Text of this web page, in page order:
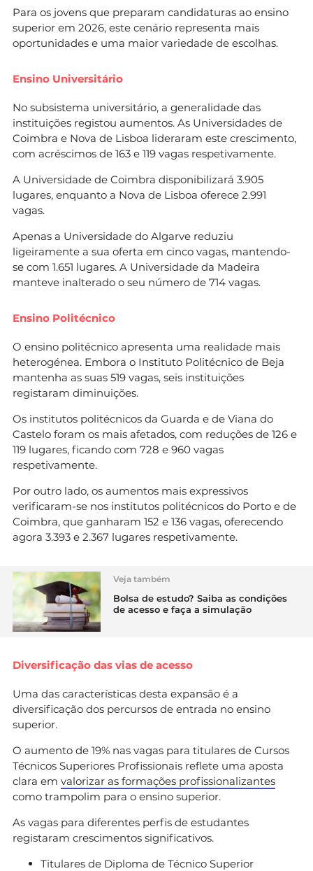
Para os jovens que preparam candidaturas ao ensino
superior em 2026, este cenário representa mais
oportunidades e uma maior variedade de escolhas.
Ensino Universitário
No subsistema universitário, a generalidade das
instituições registou aumentos. As Universidades de
Coimbra e Nova de Lisboa lideraram este crescimento,
com acréscimos de 163 e 119 vagas respetivamente.
A Universidade de Coimbra disponibilizará 3.905
lugares, enquanto a Nova de Lisboa oferece 2.991
vagas.
Apenas a Universidade do Algarve reduziu
ligeiramente a sua oferta em cinco vagas, mantendo-
se com 1.651 lugares. A Universidade da Madeira
manteve inalterado o seu número de 714 vagas.
Ensino Politécnico
O ensino politécnico apresenta uma realidade mais
heterogénea. Embora o Instituto Politécnico de Beja
mantenha as suas 519 vagas, seis instituições
registaram diminuições.
Os institutos politécnicos da Guarda e de Viana do
Castelo foram os mais afetados, com reduções de 126 e
119 lugares, ficando com 728 e 960 vagas
respetivamente.
Por outro lado, os aumentos mais expressivos
verificaram-se nos institutos politécnicos do Porto e de
Coimbra, que ganharam 152 e 136 vagas, oferecendo
agora 3.393 e 2.367 lugares respetivamente.
Veja também
Bolsa de estudo? Saiba as condições
de acesso e faça a simulação
Diversificação das vias de acesso
Uma das características desta expansão é a
diversificação dos percursos de entrada no ensino
superior.
O aumento de 19% nas vagas para titulares de Cursos
Técnicos Superiores Profissionais reflete uma aposta
clara em valorizar as formações profissionalizantes
como trampolim para o ensino superior.
As vagas para diferentes perfis de estudantes
registaram crescimentos significativos.
Titulares de Diploma de Técnico Superior